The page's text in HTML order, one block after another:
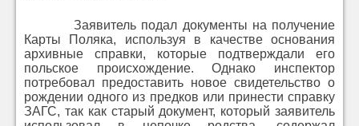
Заявитель подал документы на получение
Карты Поляка, используя в качестве основания
архивные справки, которые подтверждали его
польское происхождение. Однако инспектор
потребовал предоставить новое свидетельство о
рождении одного из предков или принести справку
ЗАГС, так как старый документ, который заявитель